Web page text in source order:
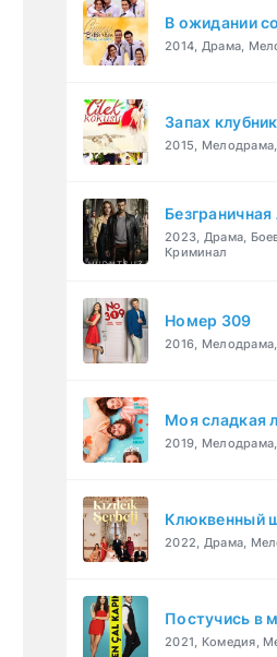
В ожидании
2014, Драма,
Запах
2015,
2023, Драма,
Криминал
Номер 309
2016,
Моя сладкая
2019,
Клюквенный
2022, Драма,
Постучись в
2021, Комедия,